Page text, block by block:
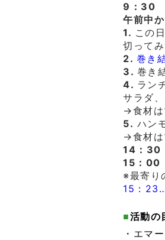
9：30
午前中
1. この
切って
2. 巻き
3. 巻き
4. ラン
サラダ
→食材は
5. ハン
→食材は
14：30
15：00
※最寄り
15：
■活動の
・エマ